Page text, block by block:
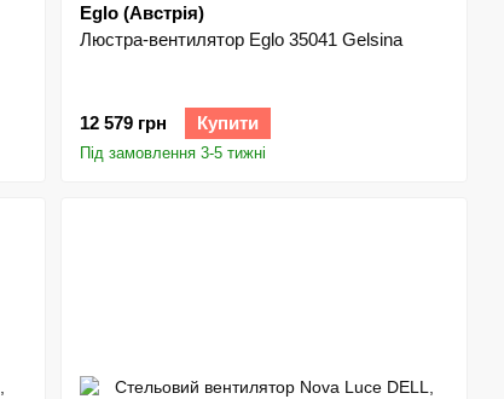
Eglo (Австрія)
Люстра-вентилятор Eglo 35041 Gelsina
12 579 грн Купити
Під замовлення 3-5 тижні